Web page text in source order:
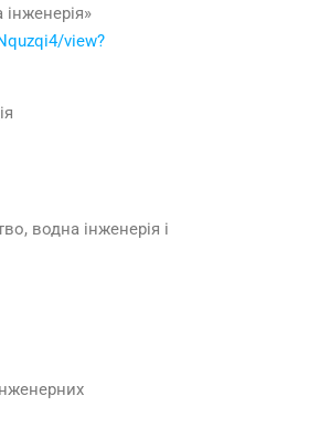
інженерія»
view?
водна інженерія і